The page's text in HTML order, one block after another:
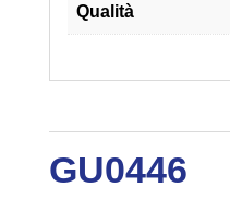
Qualità
GU0446